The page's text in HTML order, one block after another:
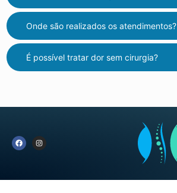
Onde são realizados os atendimentos?
É possível tratar dor sem cirurgia?